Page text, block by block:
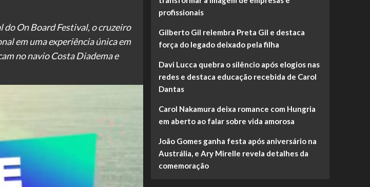
do On Board Festival, o cruzeiro
em uma experiência única em
no navio Costa Diadema e
profissionais
Gilberto Gil relembra Preta Gil e destaca
força do legado deixado pela filha
Davi Lucca quebra o silêncio após elogios nas
redes e destaca educação recebida de Carol
Dantas
Carol Nakamura deixa romance com Hungria
em aberto ao falar sobre vida amorosa
João Gomes ganha festa após aniversário na
Austrália, e Ary Mirelle revela detalhes da
comemoração